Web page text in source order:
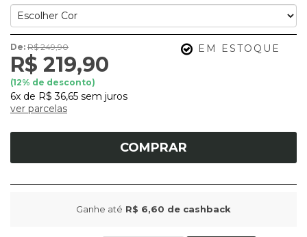
De: R$ 249,90
R$ 219,90
(12% de desconto)
6x de R$ 36,65 sem juros
ver parcelas
EM ESTOQUE
COMPRAR
Ganhe até R$ 6,60 de cashback